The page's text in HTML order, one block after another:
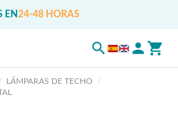
EN 24-48 HORAS
LÁMPARAS DE TECHO